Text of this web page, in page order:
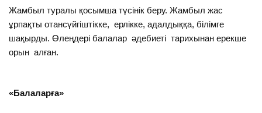
Жамбыл туралы қосымша түсінік беру. Жамбыл жас
ұрпақты отансүйгіштікке, ерлікке, адалдыққа, білімге
шақырды. Өлеңдері балалар әдебиеті тарихынан ерекше
орын алған.
«Балаларға»